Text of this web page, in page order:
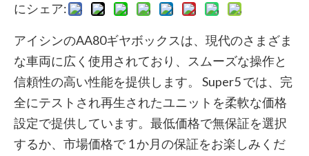
にシェア:
アイシンのAA80ギヤボックスは、現代のさまざま
な車両に広く使用されており、スムーズな操作と
信頼性の高い性能を提供します。 Super5 では、完
全にテストされ再生されたユニットを柔軟な価格
設定で提供しています。最低価格で無保証を選択
するか、市場価格で 1 か月の保証をお楽しみくだ